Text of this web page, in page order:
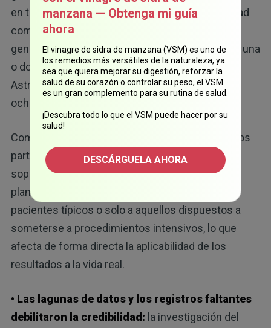
en todas las visitas, lo que es más que una unidad
completa donada en un banco de sangre. Por lo
general, los estudios de plaquetas implican solo una
o dos extracciones de sangre, pero el de
AstraZeneca requirió seis en un solo período de
ocho horas.
Como admitió un investigador del ensayo, solo los
participantes más comprometidos pudieron
soportar esa carga. Esta configuración inusual
plantea dudas sobre si los datos reflejaban a
pacientes típicos o solo a aquellos dispuestos a
someterse a procedimientos intensivos, lo que
afecta de forma directa la aplicabilidad de los
resultados a la vida real.
• Las lagunas de datos y los registros faltantes
debilitaron la credibilidad: la investigación del
manzana — Obtenga mi guía
ahora
El vinagre de sidra de manzana (VSM) es uno de
los remedios más versátiles de la naturaleza, ya
sea que quiera mejorar su digestión, reforzar la
salud de su corazón o controlar su peso, el VSM
es un gran complemento para su rutina de salud.
¡Descubra todo lo que el VSM puede hacer por su
salud!
DESCÁRGUELA AHORA